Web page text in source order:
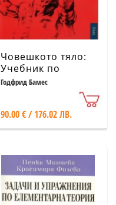
Човешкото тяло:
Учебник по
пластична
Годфрид Бамес
90.00 € / 176.02 ЛВ.